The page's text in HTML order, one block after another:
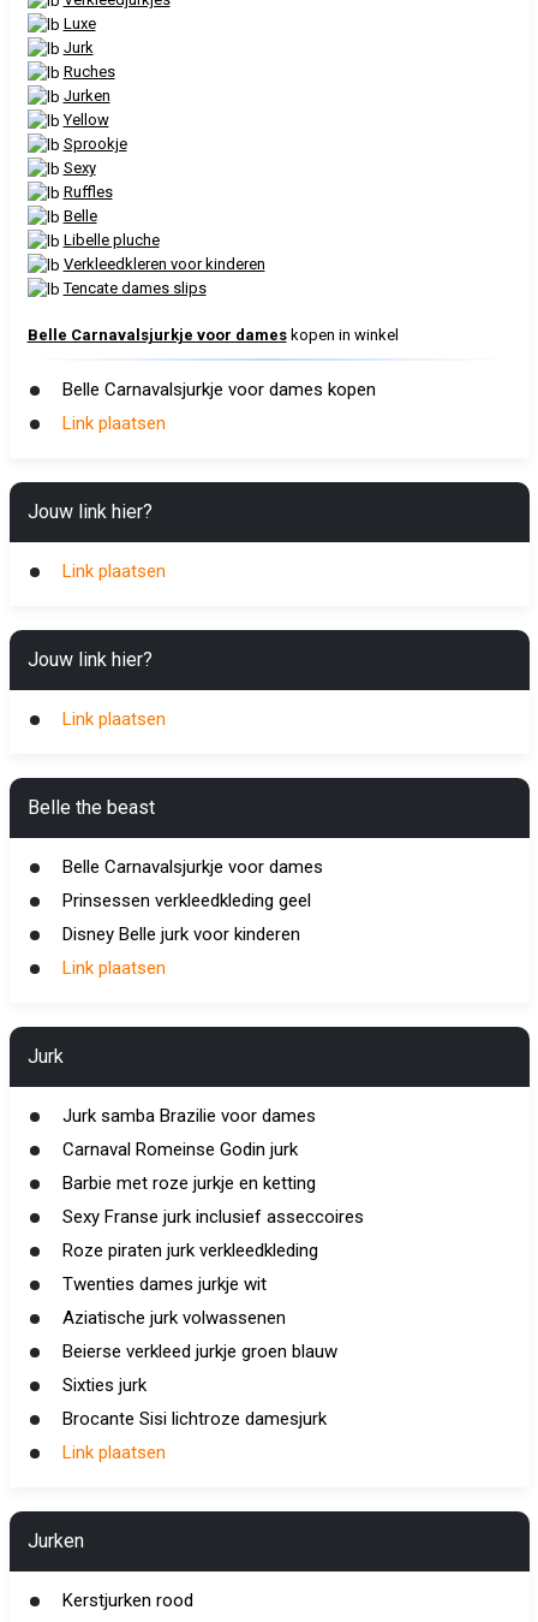
Luxe
Jurk
Ruches
Jurken
Yellow
Sprookje
Sexy
Ruffles
Belle
Libelle pluche
Verkleedkleren voor kinderen
Tencate dames slips
Belle Carnavalsjurkje voor dameskopen in winkel
Belle Carnavalsjurkje voor dames kopen
Link plaatsen
Jouw link hier?
Link plaatsen
Jouw link hier?
Link plaatsen
Belle the beast
Belle Carnavalsjurkje voor dames
Prinsessen verkleedkleding geel
Disney Belle jurk voor kinderen
Link plaatsen
Jurk
Jurk samba Brazilie voor dames
Carnaval Romeinse Godin jurk
Barbie met roze jurkje en ketting
Sexy Franse jurk inclusief asseccoires
Roze piraten jurk verkleedkleding
Twenties dames jurkje wit
Aziatische jurk volwassenen
Beierse verkleed jurkje groen blauw
Sixties jurk
Brocante Sisi lichtroze damesjurk
Link plaatsen
Jurken
Kerstjurken rood